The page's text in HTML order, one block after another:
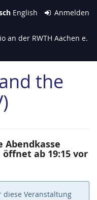
English Anmelden
an der RWTH Aachen e.
the
Abendkasse
ab 19:15 vor
diese Veranstaltung